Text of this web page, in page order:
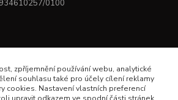
0100
zpříjemnění používání webu, analytické
souhlasu také pro účely cílení reklamy
cookies. Nastavení vlastních preferencí